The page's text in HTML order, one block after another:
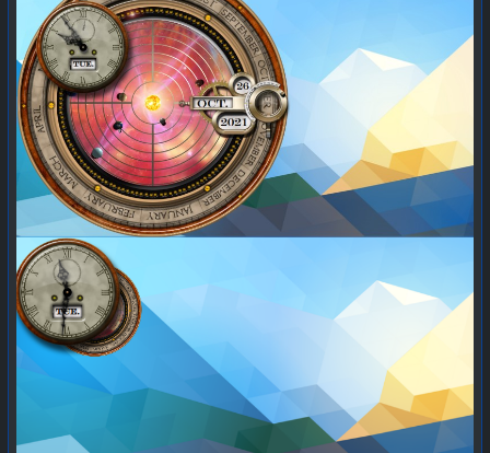
давлением мифических «требований рынка» —
банальной погоне за быстрыми прибылями и
минимальной себестоимостью. Такой же выдуманной
и мифической сущности, как печально известная
«невидимая рука» Адама Смита.
Т.е. зумеры с миллениалами открыли для себя мир
разработки софта в том виде, каким таковой должен
быть, даже когда решение (продукт) собирается из
сотни чужих (сторонних) open source компонентов.
Когда огромная или подавляющая часть продукта
слеплена из говна и палок (является непонятно кем
написанным и неясно как развивающимся).
Да и к вопросу независимого развития open source,
использование компонентов (библиотек) из distrolеss-
образов крайне полезно для обеспечения
жизнеспособности и разнообразия в GNU'шном мире
из-за безумного фрагментирования #linux'ов.